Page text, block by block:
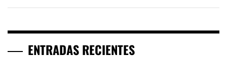
ENTRADAS RECIENTES